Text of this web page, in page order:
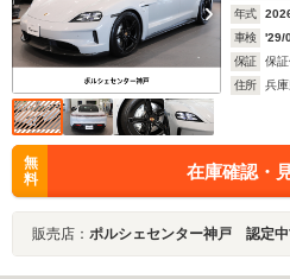
年式
車検
'29/
保証
保
住所
兵
無
料
在庫確認・
販売店： ポルシェセンター神戸 認定中